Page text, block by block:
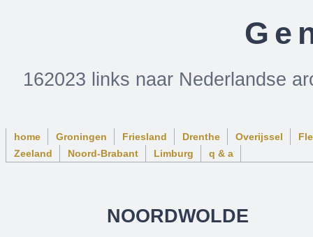
162023 links naar Nederlandse
home Groningen Friesland Drenthe Overijssel
Zeeland
Noord-Brabant Limburg q & a
NOORDWOLDE